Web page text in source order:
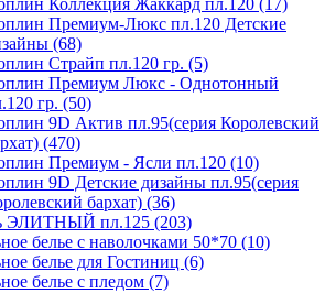
Коллекция Жаккард пл.120 (17)
Премиум-Люкс пл.120 Детские
(68)
Страйп пл.120 гр. (5)
Премиум Люкс - Однотонный
гр. (50)
9D Актив пл.95(серия Королевский
(470)
Премиум - Ясли пл.120 (10)
9D Детские дизайны пл.95(серия
бархат) (36)
ЭЛИТНЫЙ пл.125 (203)
белье с наволочками 50*70 (10)
белье для Гостиниц (6)
белье с пледом (7)